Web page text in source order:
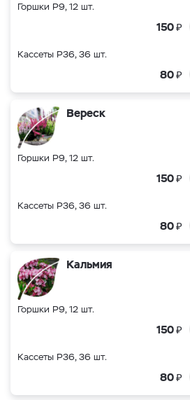
Горшки Р9, 12 шт.
150₽
Кассеты Р36, 36 шт.
80₽
Вереск
Горшки Р9, 12 шт.
150₽
Кассеты Р36, 36 шт.
80₽
Кальмия
Горшки Р9, 12 шт.
150₽
Кассеты Р36, 36 шт.
80₽